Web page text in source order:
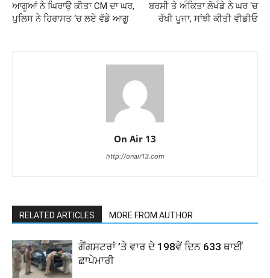
ਆਗੂਆਂ ਨੇ ਘਿਰਾਉ ਕੀਤਾ CM ਦਾ ਘਰ,
ਪੁਲਿਸ ਨੇ ਹਿਰਾਸਤ ‘ਚ ਲਏ ਵੱਡੇ ਆਗੂ
ਬਰਸੀ ਤੇ ਅੰਕਿਤਾ ਲੋਖੰਡੇ ਨੇ ਘਰ ‘ਚ
ਰੱਖੀ ਪੂਜਾ, ਸਾਂਝੀ ਕੀਤੀ ਵੀਡੀਓ
On Air 13
http://onair13.com
RELATED ARTICLES MORE FROM AUTHOR
ਗੈਂਗਸਟਰਾਂ ’ਤੇ ਵਾਰ ਦੇ 198ਵੇਂ ਦਿਨ 633 ਥਾਈਂ
ਛਾਪੇਮਾਰੀ